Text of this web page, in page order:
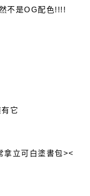
不是OG配色!!!!
它
立可白塗書包><